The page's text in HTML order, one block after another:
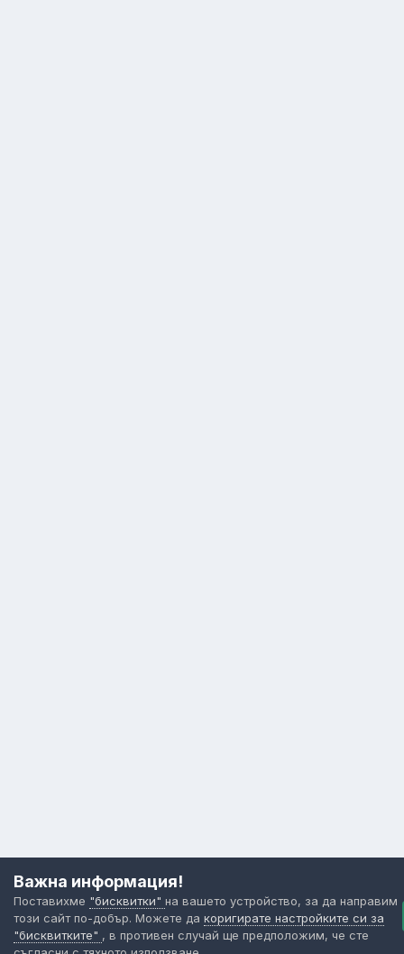
Важна информация!
Поставихме "бисквитки" на вашето устройство, за да направим
този сайт по-добър. Можете да коригирате настройките си за
"бисквитките" , в противен случай ще предположим, че сте